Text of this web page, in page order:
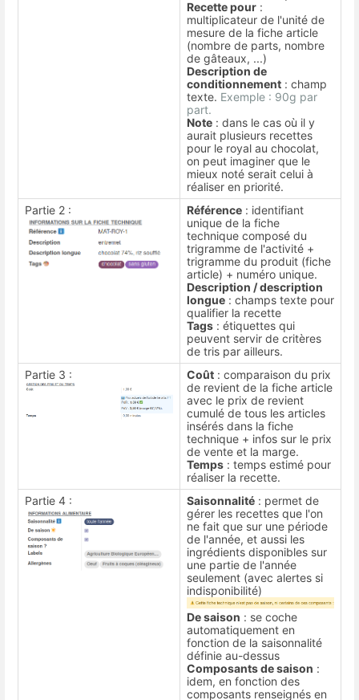
Recette pour :
multiplicateur de l'unité de
mesure de la fiche article
(nombre de parts, nombre
de gâteaux, ...)
Description de
conditionnement : champ
texte. Exemple : 90g par
part.
Note : dans le cas où il y
aurait plusieurs recettes
pour le royal au chocolat,
on peut imaginer que le
mieux noté serait celui à
réaliser en priorité.
Partie 2 :
Référence : identifiant
unique de la fiche
technique composé du
trigramme de l'activité +
trigramme du produit (fiche
article) + numéro unique.
Description / description
longue : champs texte pour
qualifier la recette
Tags : étiquettes qui
peuvent servir de critères
de tris par ailleurs.
Partie 3 :
Coût : comparaison du prix
de revient de la fiche article
avec le prix de revient
cumulé de tous les articles
insérés dans la fiche
technique + infos sur le prix
de vente et la marge.
Temps : temps estimé pour
réaliser la recette.
Partie 4 :
Saisonnalité : permet de
gérer les recettes que l'on
ne fait que sur une période
de l'année, et aussi les
ingrédients disponibles sur
une partie de l'année
seulement (avec alertes si
indisponibilité)
De saison : se coche
automatiquement en
fonction de la saisonnalité
définie au-dessus
Composants de saison :
idem, en fonction des
composants renseignés en